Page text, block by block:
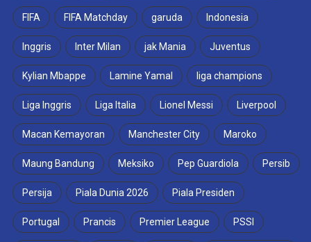
FIFA FIFA Matchday garuda Indonesia
Inggris Inter Milan jak Mania Juventus
Kylian Mbappe Lamine Yamal liga champions
Liga Inggris Liga Italia Lionel Messi Liverpool
Macan Kemayoran Manchester City Maroko
Maung Bandung Meksiko Pep Guardiola Persib
Persija Piala Dunia 2026 Piala Presiden
Portugal Prancis Premier League PSSI